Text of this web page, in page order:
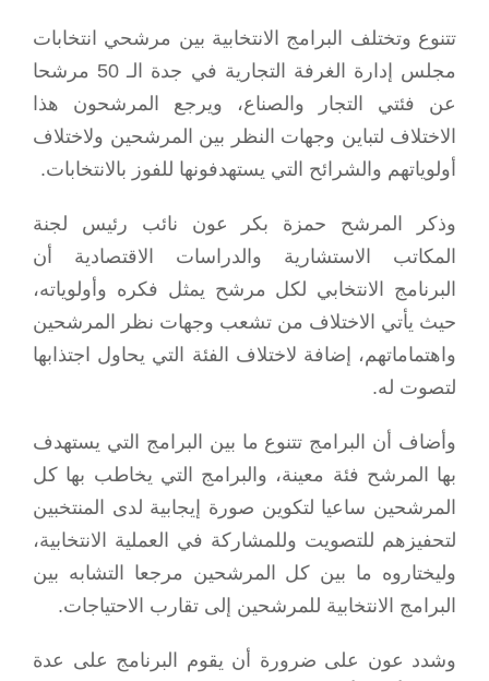
تتنوع وتختلف البرامج الانتخابية بين مرشحي انتخابات
مجلس إدارة الغرفة التجارية في جدة الـ 50 مرشحا
عن فئتي التجار والصناع، ويرجع المرشحون هذا
الاختلاف لتباين وجهات النظر بين المرشحين ولاختلاف
أولوياتهم والشرائح التي يستهدفونها للفوز بالانتخابات.
وذكر المرشح حمزة بكر عون نائب رئيس لجنة
المكاتب الاستشارية والدراسات الاقتصادية أن
البرنامج الانتخابي لكل مرشح يمثل فكره وأولوياته،
حيث يأتي الاختلاف من تشعب وجهات نظر المرشحين
واهتماماتهم، إضافة لاختلاف الفئة التي يحاول اجتذابها
لتصوت له.
وأضاف أن البرامج تتنوع ما بين البرامج التي يستهدف
بها المرشح فئة معينة، والبرامج التي يخاطب بها كل
المرشحين ساعيا لتكوين صورة إيجابية لدى المنتخبين
لتحفيزهم للتصويت وللمشاركة في العملية الانتخابية،
وليختاروه ما بين كل المرشحين مرجعا التشابه بين
البرامج الانتخابية للمرشحين إلى تقارب الاحتياجات.
وشدد عون على ضرورة أن يقوم البرنامج على عدة